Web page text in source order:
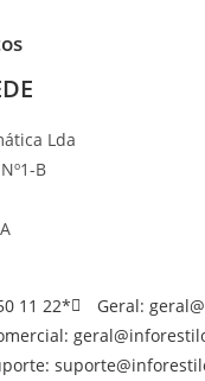
Lda
B
11 22*
Geral: